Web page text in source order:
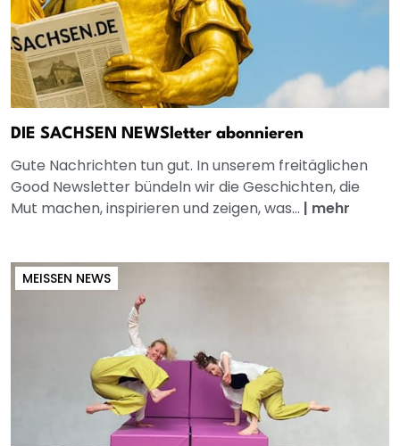
DIE SACHSEN NEWSletter abonnieren
Gute Nachrichten tun gut. In unserem freitäglichen
Good Newsletter bündeln wir die Geschichten, die
Mut machen, inspirieren und zeigen, was... | mehr
MEISSEN NEWS